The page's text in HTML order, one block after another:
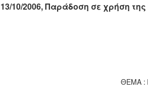
13/10/2006, Παράδοση σε χρήση
ΘΕΜΑ :